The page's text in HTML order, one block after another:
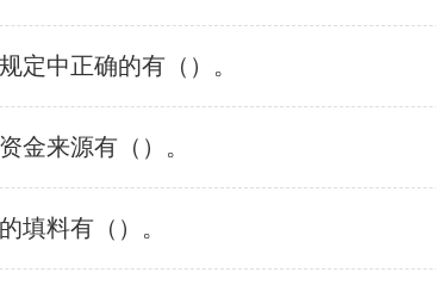
定中正确的有（）。
金来源有（）。
填料有（）。